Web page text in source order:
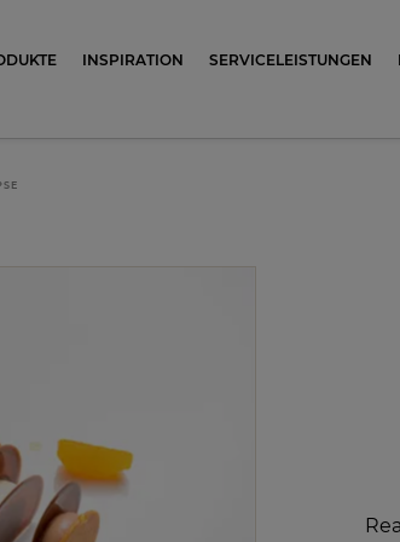
INSPIRATION SERVICELEISTUNGEN